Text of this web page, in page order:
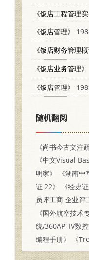
《饭店工程管理实
《饭店管理》
《饭店财务管理概
《饭店业务管理》
《饭店管理》
随机翻阅
《尚书今古文注
《中文Visual
明家》
《湖南
证 22》
《经史
员评工商 企业评
《国外航空技术
统/360APTIV数
编程手册》
《